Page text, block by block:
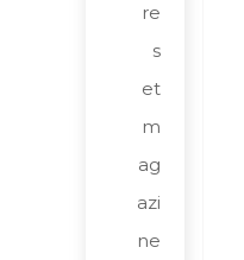
re
s
et
m
ag
azi
ne